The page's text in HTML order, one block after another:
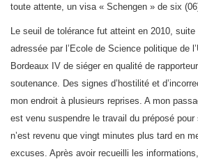
toute attente, un visa « Schengen » de six
Le seuil de tolérance fut atteint en 2010, suite
adressée par l’Ecole de Science politique de
Bordeaux IV de siéger en qualité de
soutenance. Des signes d’hostilité et
mon endroit à plusieurs reprises. A mon
est venu suspendre le travail du préposé
n’est revenu que vingt minutes plus tard en
excuses. Après avoir recueilli les